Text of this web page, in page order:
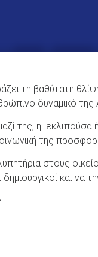
τη βαθύτατη
δυναμικό της
της, η εκλιπούσα
της
στους
και να